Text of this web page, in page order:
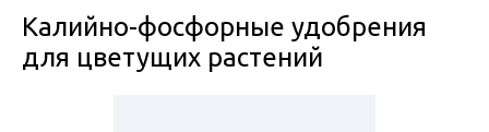
Калийно-фосфорные удобрения
для цветущих растений